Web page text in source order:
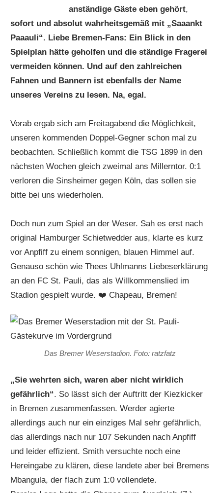
anständige Gäste eben gehört,
sofort und absolut wahrheitsgemäß mit „Saaankt
Paaauli“. Liebe Bremen-Fans: Ein Blick in den
Spielplan hätte geholfen und die ständige Fragerei
vermeiden können. Und auf den zahlreichen
Fahnen und Bannern ist ebenfalls der Name
unseres Vereins zu lesen. Na, egal.
Vorab ergab sich am Freitagabend die Möglichkeit,
unseren kommenden Doppel-Gegner schon mal zu
beobachten. Schließlich kommt die TSG 1899 in den
nächsten Wochen gleich zweimal ans Millerntor. 0:1
verloren die Sinsheimer gegen Köln, das sollen sie
bitte bei uns wiederholen.
Doch nun zum Spiel an der Weser. Sah es erst nach
original Hamburger Schietwedder aus, klarte es kurz
vor Anpfiff zu einem sonnigen, blauen Himmel auf.
Genauso schön wie Thees Uhlmanns Liebeserklärung
an den FC St. Pauli, das als Willkommenslied im
Stadion gespielt wurde. ❤️ Chapeau, Bremen!
Das Bremer Weserstadion. Foto: ratzfatz
„Sie wehrten sich, waren aber nicht wirklich
gefährlich“. So lässt sich der Auftritt der Kiezkicker
in Bremen zusammenfassen. Werder agierte
allerdings auch nur ein einziges Mal sehr gefährlich,
das allerdings nach nur 107 Sekunden nach Anpfiff
und leider effizient. Smith versuchte noch eine
Hereingabe zu klären, diese landete aber bei Bremens
Mbangula, der flach zum 1:0 vollendete.